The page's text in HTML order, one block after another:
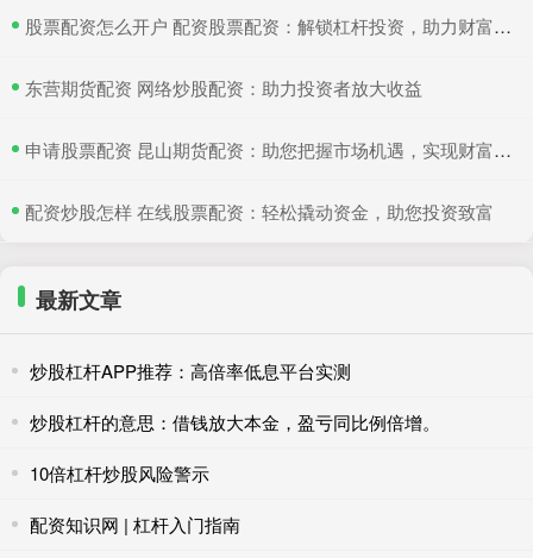
​股票配资怎么开户 配资股票配资：解锁杠杆投资，助力财富增值
​东营期货配资 网络炒股配资：助力投资者放大收益
​申请股票配资 昆山期货配资：助您把握市场机遇，实现财富梦想
​配资炒股怎样 在线股票配资：轻松撬动资金，助您投资致富
最新文章
炒股杠杆APP推荐：高倍率低息平台实测
炒股杠杆的意思：借钱放大本金，盈亏同比例倍增。
10倍杠杆炒股风险警示
配资知识网 | 杠杆入门指南